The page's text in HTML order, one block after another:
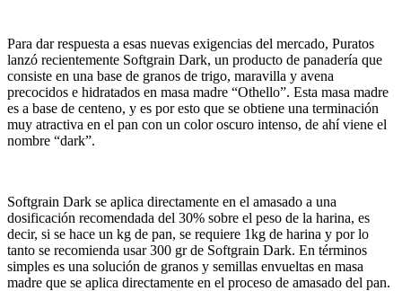
Para dar respuesta a esas nuevas exigencias del mercado, Puratos
lanzó recientemente Softgrain Dark, un producto de panadería que
consiste en una base de granos de trigo, maravilla y avena
precocidos e hidratados en masa madre “Othello”. Esta masa madre
es a base de centeno, y es por esto que se obtiene una terminación
muy atractiva en el pan con un color oscuro intenso, de ahí viene el
nombre “dark”.
Softgrain Dark se aplica directamente en el amasado a una
dosificación recomendada del 30% sobre el peso de la harina, es
decir, si se hace un kg de pan, se requiere 1kg de harina y por lo
tanto se recomienda usar 300 gr de Softgrain Dark. En términos
simples es una solución de granos y semillas envueltas en masa
madre que se aplica directamente en el proceso de amasado del pan.